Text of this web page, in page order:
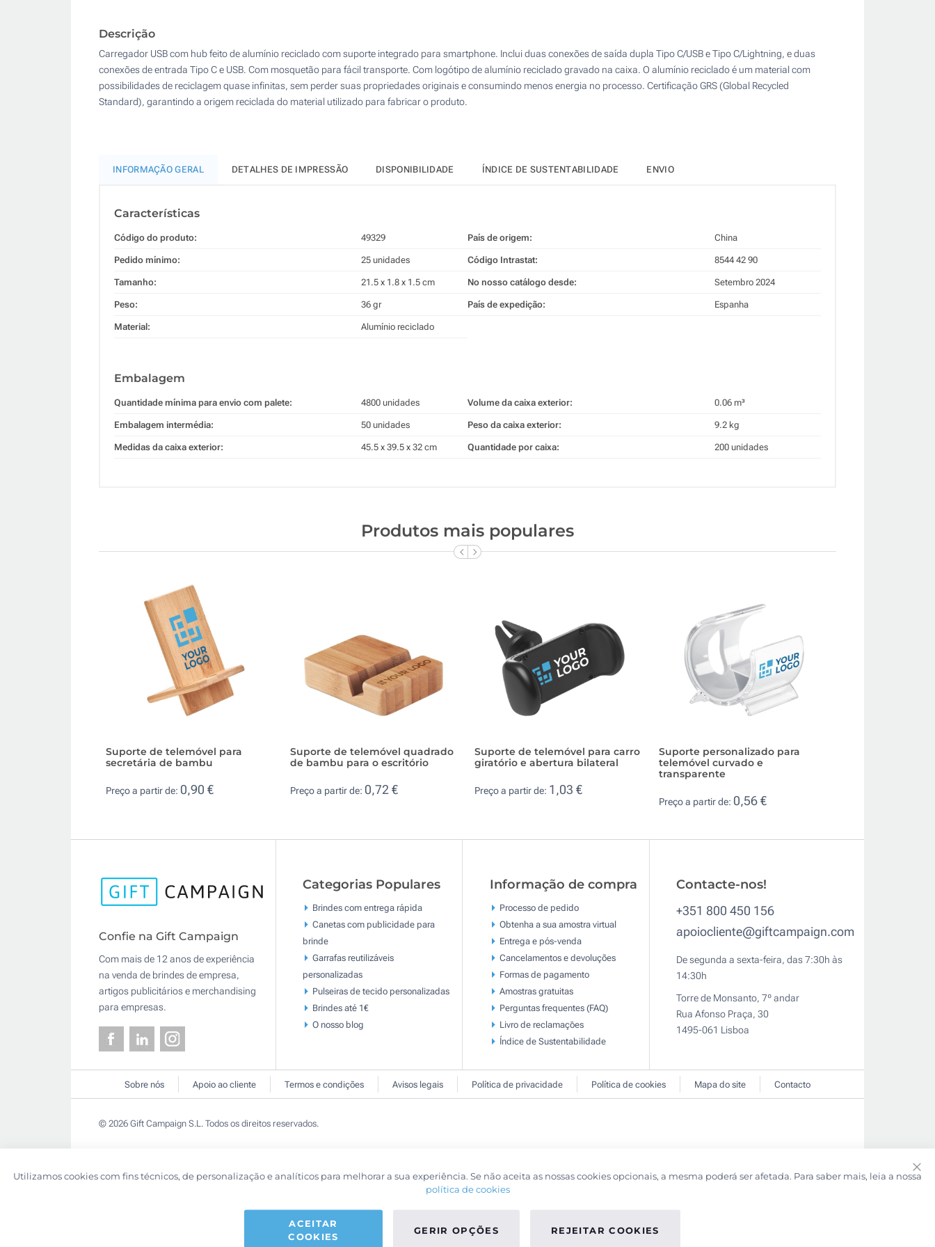
Gravação a Laser (Num lado)
Sem impressão
250
500
Descrição
Carregador USB com hub feito de alumínio reciclado com suporte integrado para smartphone. Inclui duas conexões de saída dupla Tipo C/USB e Tipo C/Lightning, e duas
conexões de entrada Tipo C e USB. Com mosquetão para fácil transporte. Com logótipo de alumínio reciclado gravado na caixa. O alumínio reciclado é um material com
possibilidades de reciclagem quase infinitas, sem perder suas propriedades originais e consumindo menos energia no processo. Certificação GRS (Global Recycled
Standard), garantindo a origem reciclada do material utilizado para fabricar o produto.
INFORMAÇÃO GERAL DETALHES DE IMPRESSÃO DISPONIBILIDADE ÍNDICE DE SUSTENTABILIDADE ENVIO
Características
Código do produto: 49329
Pedido mínimo: 25 unidades
Tamanho: 21.5 x 1.8 x 1.5 cm
Peso: 36 gr
Material: Alumínio reciclado
País de origem: China
Código Intrastat: 8544 42 90
No nosso catálogo desde: Setembro 2024
País de expedição: Espanha
Embalagem
Quantidade mínima para envio com palete: 4800 unidades
Embalagem intermédia: 50 unidades
Medidas da caixa exterior: 45.5 x 39.5 x 32 cm
Volume da caixa exterior: 0.06 m³
Peso da caixa exterior: 9.2 kg
Quantidade por caixa: 200 unidades
Produtos mais populares
Suporte de telemóvel para
secretária de bambu
Preço a partir de: 0,90 €
Suporte de telemóvel quadrado
de bambu para o escritório
Preço a partir de: 0,72 €
Suporte de telemóvel para carro
giratório e abertura bilateral
Preço a partir de: 1,03 €
Suporte personalizado para
telemóvel curvado e
transparente
Preço a partir de: 0,56 €
Confie na Gift Campaign
Com mais de 12 anos de experiência
na venda de brindes de empresa,
artigos publicitários e merchandising
para empresas.
Categorias Populares
Brindes com entrega rápida
Canetas com publicidade para
brinde
Garrafas reutilizáveis
personalizadas
Pulseiras de tecido personalizadas
Brindes até 1€
O nosso blog
Informação de compra
Processo de pedido
Obtenha a sua amostra virtual
Entrega e pós-venda
Cancelamentos e devoluções
Formas de pagamento
Amostras gratuitas
Perguntas frequentes (FAQ)
Livro de reclamaçōes
Índice de Sustentabilidade
Contacte-nos!
+351 800 450 156
apoiocliente@giftcampaign.com
De segunda a sexta-feira, das 7:30h às
14:30h
Torre de Monsanto, 7º andar
Rua Afonso Praça, 30
1495-061 Lisboa
Sobre nós Apoio ao cliente Termos e condições Avisos legais Política de privacidade Política de cookies Mapa do site Contacto
© 2026 Gift Campaign S.L. Todos os direitos reservados.
Utilizamos cookies com fins técnicos, de personalização e analíticos para melhorar a sua experiência. Se não aceita as nossas cookies opcionais, a mesma poderá ser afetada. Para saber mais, leia a nossa
política de cookies
ACEITAR
COOKIES
GERIR OPÇÕES REJEITAR COOKIES